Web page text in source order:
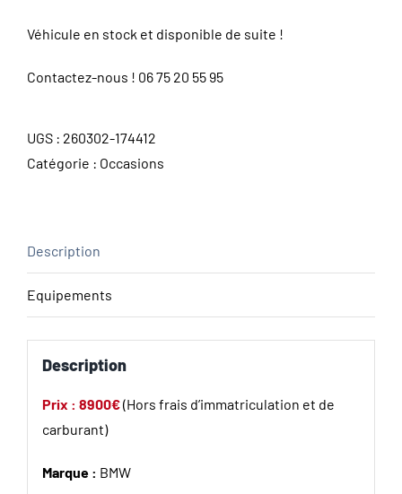
Véhicule en stock et disponible de suite !
Contactez-nous ! 06 75 20 55 95
UGS : 260302-174412
Catégorie : Occasions
Description
Equipements
Description
Prix : 8900€(Hors frais d’immatriculation et de
carburant)
Marque : BMW